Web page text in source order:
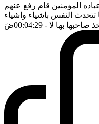
المؤمنين قام رفع عنهم
النفس باشياء واشياء
صاحبها بها لا - 00:04:29 ضَ